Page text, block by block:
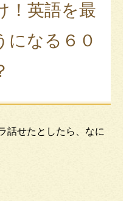
！英語を最
になる６０
話せたとしたら、なに